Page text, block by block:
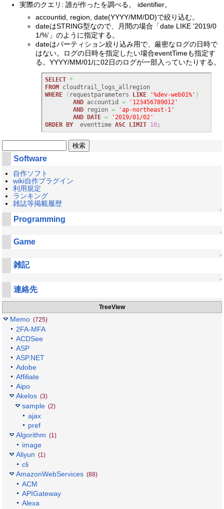
実際のクエリ: 誰が作ったを調べる。 identifier。
accountid, region, date(YYYY/MM/DD)で絞り込む。
dateはSTRING型なので、月間の場合「date LIKE '2019/0
1/%'」のように指定する。
dateはパーティション絞り込み用で、厳密なログの日時で
はない。ログの日時を指定したい場合eventTimeも指定す
る。YYYY/MM/01/に02日のログが一部入っていたりする。
SELECT *
FROM
cloudtrail_logs_allregion
WHERE
( requestparameters LIKE '%dev-web01%' )
AND accountid =
'123456789012'
AND region =
'ap-northeast-1'
AND
DATE =
'2019/01/02'
ORDER
BY
  eventtime
ASC LIMIT 10;
Software
自作ソフト
wiki自作プラグイン
利用規定
ランキング
雑誌等掲載履歴
↑
Programming
↑
Game
↑
雑記
↑
連絡先
TreeView
Memo (725)
2FA-MFA
ACDSee
ASP
ASP.NET
Adobe
Affiliate
Aipo
Akelos (3)
sample (2)
ajax
pref
Algorithm (1)
image
Aliyun (1)
cli
AmazonWebServices (88)
ACM
APIGateway
Alexa